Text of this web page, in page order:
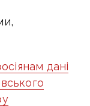
дані